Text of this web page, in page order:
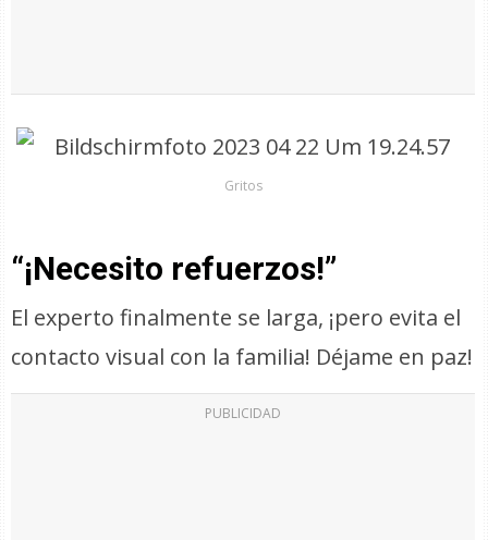
Gritos
“¡Necesito refuerzos!”
El experto finalmente se larga, ¡pero evita el
contacto visual con la familia! Déjame en paz!
PUBLICIDAD